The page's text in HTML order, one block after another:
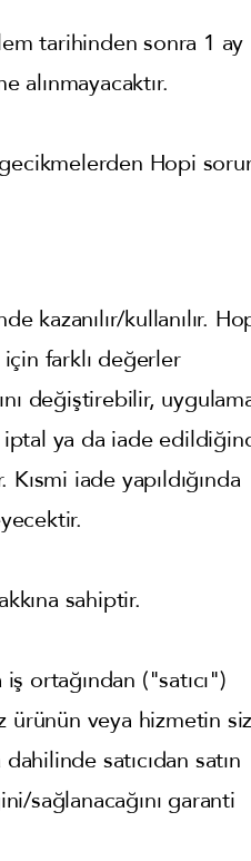
tarihinden sonra 1 ay
Hopi
kazanılır/kullanılır.
farklı değerler
değiştirebilir,
iptal ya da iade
iade yapıldığında
sahiptir.
ortağından ("satıcı")
ürünün veya hizmetin
satıcıdan satın
sağlanacağını garanti